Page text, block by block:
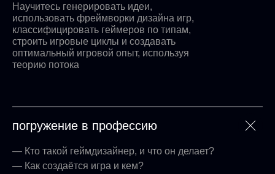
Научитесь генерировать идеи,
использовать фреймворки дизайна игр,
классифицировать геймеров по типам,
строить игровые циклы и создавать
оптимальный игровой опыт, используя
теорию потока
погружение в профессию
— Кто такой геймдизайнер, и что он делает?
— Как создаётся игра и кем?